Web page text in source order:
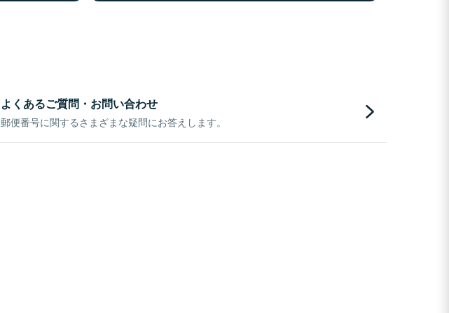
よくあるご質問・お問い合わせ
郵便番号に関するさまざまな疑問にお答えします。